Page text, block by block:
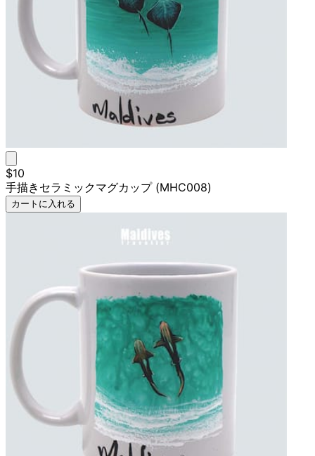
$10
手描きセラミックマグカップ (MHC008)
カートに入れる